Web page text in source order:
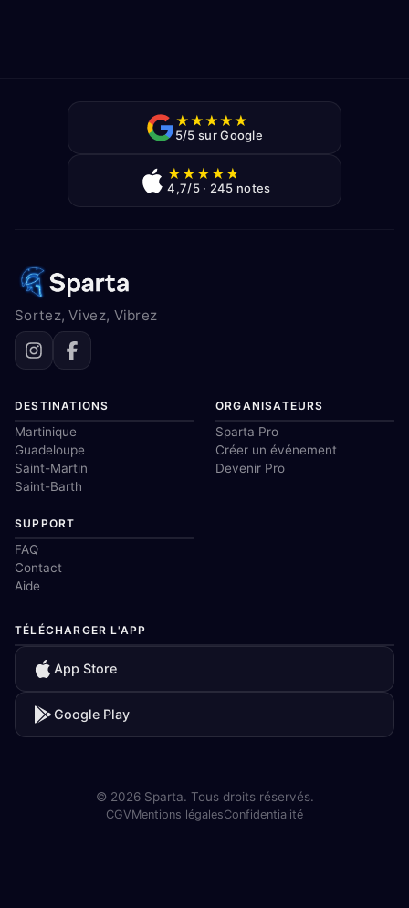
★★★★★
5/5 sur Google
★★★★★
4,7/5 · 245 notes
Sortez, Vivez, Vibrez
DESTINATIONS
Martinique
Guadeloupe
Saint-Martin
Saint-Barth
ORGANISATEURS
Sparta Pro
Créer un événement
Devenir Pro
SUPPORT
FAQ
Contact
Aide
TÉLÉCHARGER L'APP
App Store
Google Play
© 2026 Sparta. Tous droits réservés.
CGVMentions légalesConfidentialité